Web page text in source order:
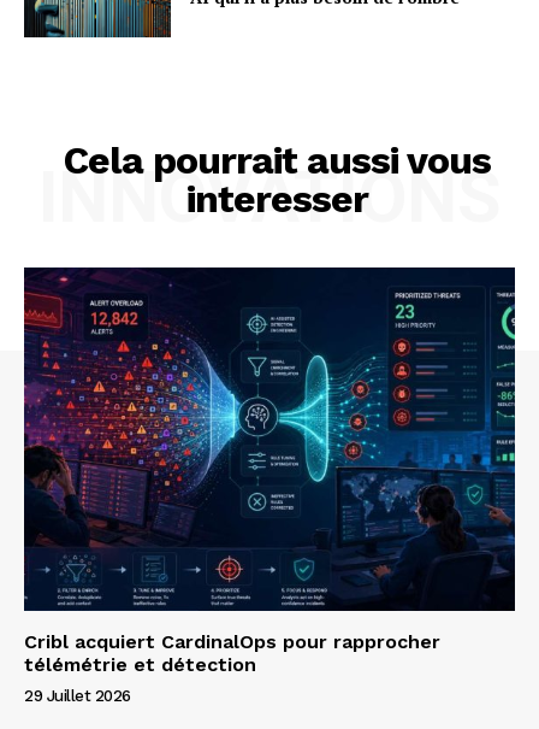
Cela pourrait aussi vous
interesser
INNOVATIONS
Cribl acquiert CardinalOps pour rapprocher
télémétrie et détection
29 Juillet 2026